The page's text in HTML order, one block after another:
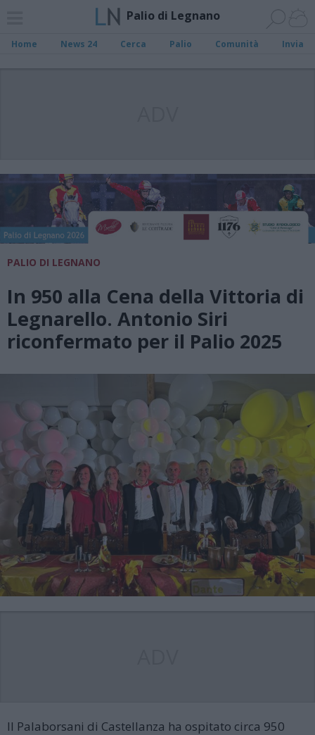
Palio di Legnano
Home News 24 Cerca Palio Comunità Invia
PALIO DI LEGNANO
In 950 alla Cena della Vittoria di
Legnarello. Antonio Siri
riconfermato per il Palio 2025
Il Palaborsani di Castellanza ha ospitato circa 950